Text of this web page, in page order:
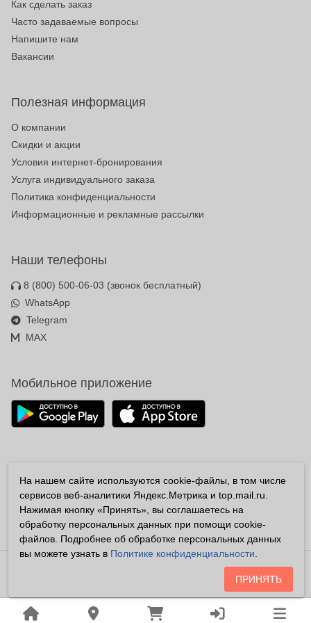
Как сделать заказ
Часто задаваемые вопросы
Напишите нам
Вакансии
Полезная информация
О компании
Скидки и акции
Условия интернет-бронирования
Услуга индивидуального заказа
Политика конфиденциальности
Информационные и рекламные рассылки
Наши телефоны
8 (800) 500-06-03 (звонок бесплатный)
WhatsApp
Telegram
MAX
Мобильное приложение
Владелец сайта «ООО «Аптека25.рф» ОГРН 1162536085084
Любая информация на сайте носит справочный характер и не
На нашем сайте используются cookie-файлы, в том числе
сервисов веб-аналитики Яндекс.Метрика и top.mail.ru.
Нажимая кнопку «Принять», вы соглашаетесь на
обработку персональных данных при помощи cookie-
файлов. Подробнее об обработке персональных данных
вы можете узнать в Политике конфиденциальности
ПРИНЯТЬ